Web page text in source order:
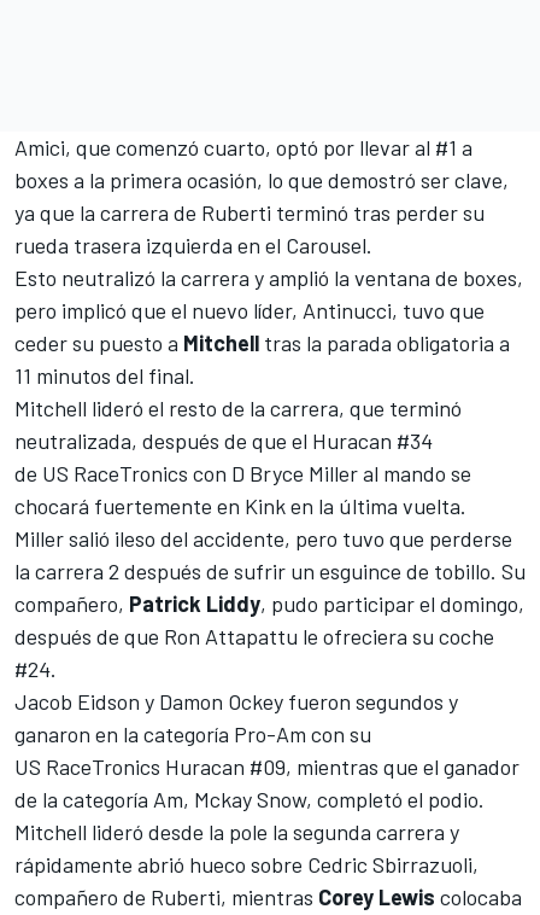
Amici, que comenzó cuarto, optó por llevar al #1 a
boxes a la primera ocasión, lo que demostró ser clave,
ya que la carrera de Ruberti terminó tras perder su
rueda trasera izquierda en el Carousel.
Esto neutralizó la carrera y amplió la ventana de boxes,
pero implicó que el nuevo líder, Antinucci, tuvo que
ceder su puesto a Mitchell tras la parada obligatoria a
11 minutos del final.
Mitchell lideró el resto de la carrera, que terminó
neutralizada, después de que el Huracan #34
de US RaceTronics con D Bryce Miller al mando se
chocará fuertemente en Kink en la última vuelta.
Miller salió ileso del accidente, pero tuvo que perderse
la carrera 2 después de sufrir un esguince de tobillo. Su
compañero, Patrick Liddy, pudo participar el domingo,
después de que Ron Attapattu le ofreciera su coche
#24.
Jacob Eidson y Damon Ockey fueron segundos y
ganaron en la categoría Pro-Am con su
US RaceTronics Huracan #09, mientras que el ganador
de la categoría Am, Mckay Snow, completó el podio.
Mitchell lideró desde la pole la segunda carrera y
rápidamente abrió hueco sobre Cedric Sbirrazuoli,
compañero de Ruberti, mientras Corey Lewis colocaba